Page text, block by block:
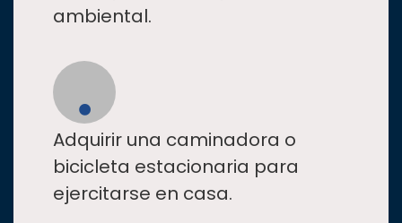
ambiental.
Adquirir una caminadora o
bicicleta estacionaria para
ejercitarse en casa.